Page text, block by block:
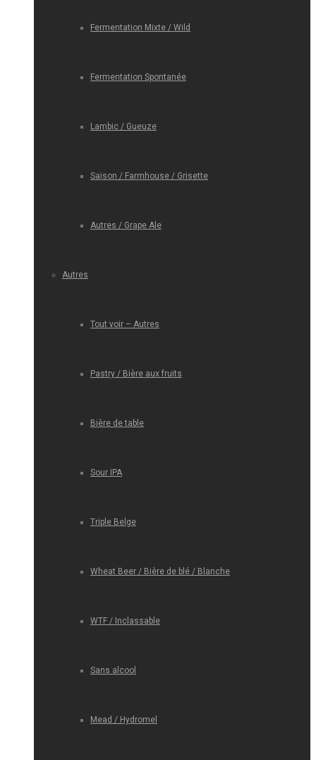
Fermentation Mixte / Wild
Fermentation Spontanée
Lambic / Gueuze
Saison / Farmhouse / Grisette
Autres / Grape Ale
Autres
Tout voir – Autres
Pastry / Bière aux fruits
Bière de table
Sour IPA
Triple Belge
Wheat Beer / Bière de blé / Blanche
WTF / Inclassable
Sans alcool
Mead / Hydromel